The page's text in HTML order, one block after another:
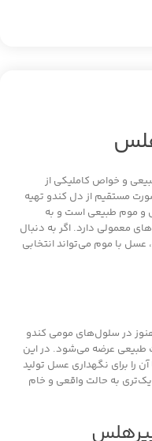
گرمی، طعم طبیعی و خواص کاملیکی از
مستقیم از دل کندو تهیه
و موم طبیعی است و به
معمولی دارد. اگر به دنبال
با موم می‌تواند انتخابی
در سلول‌های مومی کندو
طبیعی عرضه می‌شود. در این
را برای نگهداری عسل تولید
به حالت واقعی و خام